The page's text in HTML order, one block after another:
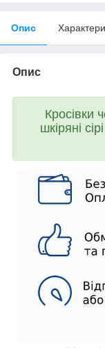
Опис
Опис
Кросівки
шкіряні